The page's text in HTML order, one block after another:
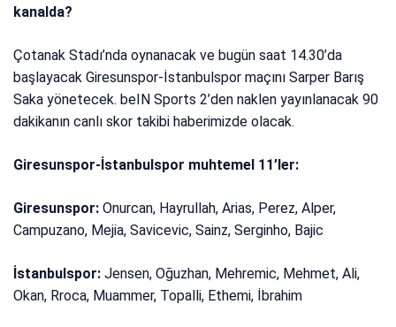
kanalda?
Çotanak Stadı’nda oynanacak ve bugün saat 14.30’da
başlayacak Giresunspor-İstanbulspor maçını Sarper Barış
Saka yönetecek. beIN Sports 2’den naklen yayınlanacak 90
dakikanın canlı skor takibi haberimizde olacak.
Giresunspor-İstanbulspor muhtemel 11’ler:
Giresunspor:Onurcan, Hayrullah, Arias, Perez, Alper,
Campuzano, Mejia, Savicevic, Sainz, Serginho, Bajic
İstanbulspor: Jensen, Oğuzhan, Mehremic, Mehmet, Ali,
Okan, Rroca, Muammer, Topalli, Ethemi, İbrahim